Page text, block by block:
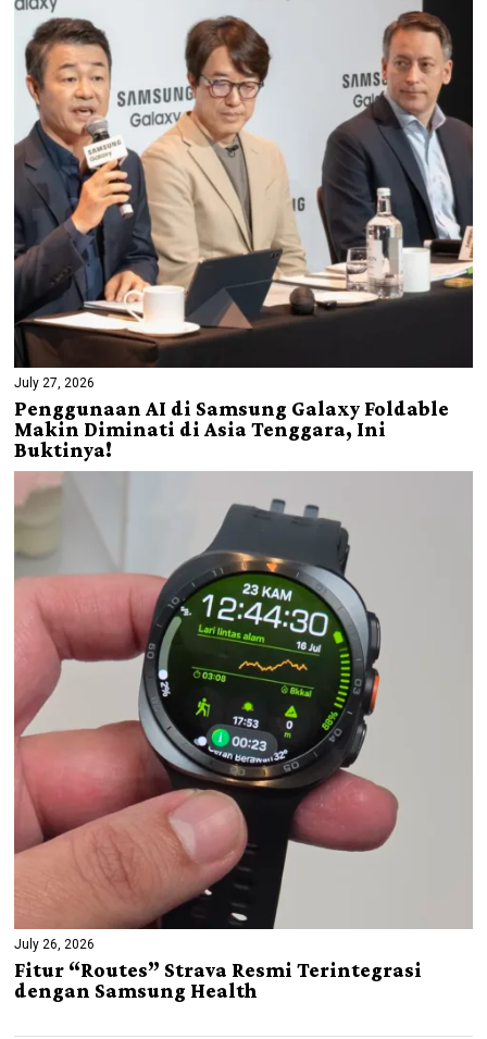
July 27, 2026
Penggunaan AI di Samsung Galaxy Foldable
Makin Diminati di Asia Tenggara, Ini
Buktinya!
July 26, 2026
Fitur “Routes” Strava Resmi Terintegrasi
dengan Samsung Health